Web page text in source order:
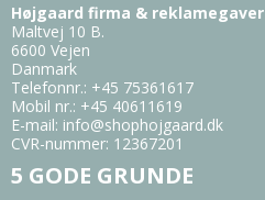
Højgaard firma & reklamegaver
Maltvej 10 B.
6600 Vejen
Danmark
Telefonnr.: +45 75361617
Mobil nr.: +45 40611619
E-mail: info@shophojgaard.dk
CVR-nummer: 12367201
5 GODE GRUNDE